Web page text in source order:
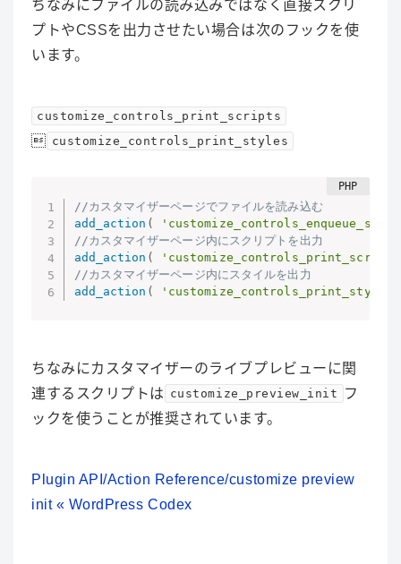
ちなみにファイルの読み込みではなく直接スクリ
プトやCSSを出力させたい場合は次のフックを使
います。
customize_controls_print_scripts
 customize_controls_print_styles
//カスタマイザーページでファイルを読み込む
add_action (
//カスタマイザーページ内にスクリプトを出力
add_action (
//カスタマイザーページ内にスタイルを出力
add_action ( 'customize_controls_print_styles'
ちなみにカスタマイザーのライブプレビューに関
連するスクリプトは customize_preview_init
フ
ックを使うことが推奨されています。
Plugin API/Action Reference/customize preview
init « WordPress Codex